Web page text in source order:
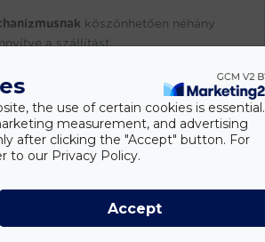
köszönhetően néhány
a szállítást.
the use of certain cookies is essential.
measurement, and advertising
after clicking the "Accept" button. For
to our Privacy Policy.
Accept